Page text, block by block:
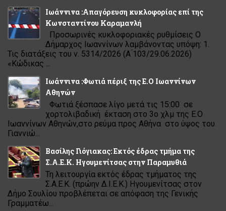
Ιωάννινα :Απαγόρευση κυκλοφορίας επί της
Κωνσταντίνου Καραμανλή
Προσωρινές κυκλοφοριακές ρυθμίσεις Ο
Δήμαρχος Ιωαννίνων λαμβάνοντας υπόψη: 1.
Τις διατάξεις του ν. 5314/2026 (Α ́103/29.06.2026)
«Κώδικας ...
Ιωάννινα :Φωτιά πέριξ της Ε.Ο Ιωαννίνων
Αθηνών
Φωτιά ξέσπασε λίγο μετά τις 15:00 σε
χορτολιβαδική έκταση στο 3ο χλμ της Ε.Ο
Ιωαννίνων Αθηνών,στο ρεύμα προς Αθήνα στο ύψος του
Γιαννιώ...
Βασίλης Γιόγιακας: Εκτός έδρας τμήμα της
Σ.Α.Ε.Κ. Ηγουμενίτσας στην Παραμυθιά
Τη λειτουργία εκτός έδρας τμήματος της
Σ.Α.Ε.Κ. (πρώην Δ.Ι.Ε.Κ.) Ηγουμενίτσας στον
Δήμο Σουλίου προβλέπεται σε απόφαση της Γενικής
Γραμματέω...